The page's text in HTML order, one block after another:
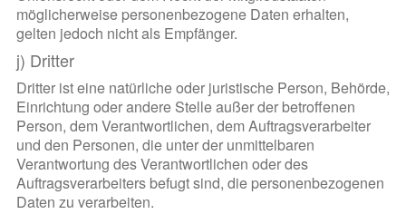
möglicherweise personenbezogene Daten erhalten,
gelten jedoch nicht als Empfänger.
j) Dritter
Dritter ist eine natürliche oder juristische Person, Behörde,
Einrichtung oder andere Stelle außer der betroffenen
Person, dem Verantwortlichen, dem Auftragsverarbeiter
und den Personen, die unter der unmittelbaren
Verantwortung des Verantwortlichen oder des
Auftragsverarbeiters befugt sind, die personenbezogenen
Daten zu verarbeiten.